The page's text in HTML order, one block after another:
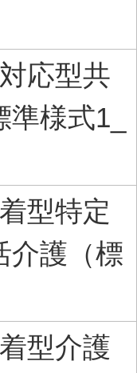
応型共
様式1_
型特定
介護（標
型介護